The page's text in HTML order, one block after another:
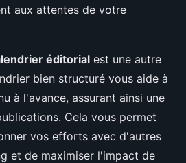
aux attentes de votre
éditorial est une autre
bien structuré vous aide à
à l'avance, assurant ainsi une
Cela vous permet
vos efforts avec d'autres
et de maximiser l'impact de